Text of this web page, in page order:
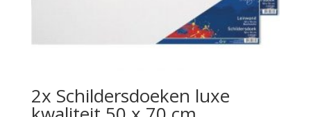
2x Schildersdoeken luxe